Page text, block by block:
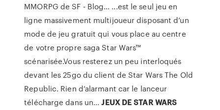
MMORPG de SF - Blog… ...est le seul jeu en
ligne massivement multijoueur disposant d’un
mode de jeu gratuit qui vous place au centre
de votre propre saga Star Wars™
scénarisée.Vous resterez un peu interloqués
devant les 25go du client de Star Wars The Old
Republic. Rien d’alarmant car le lanceur
télécharge dans un...JEUX DE STAR WARS